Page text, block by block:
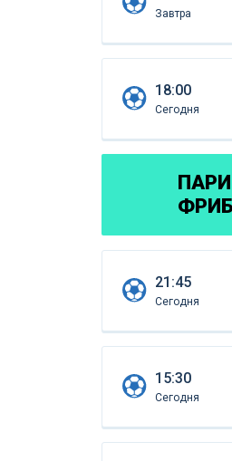
Завтра
18:00
Сегодня
21:45
Сегодня
15:30
Сегодня